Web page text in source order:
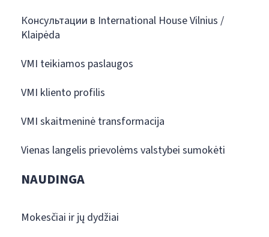
Консультации в International House Vilnius /
Klaipėda
VMI teikiamos paslaugos
VMI kliento profilis
VMI skaitmeninė transformacija
Vienas langelis prievolėms valstybei sumokėti
NAUDINGA
Mokesčiai ir jų dydžiai